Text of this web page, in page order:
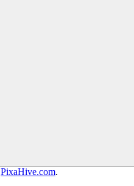
PixaHive.com.